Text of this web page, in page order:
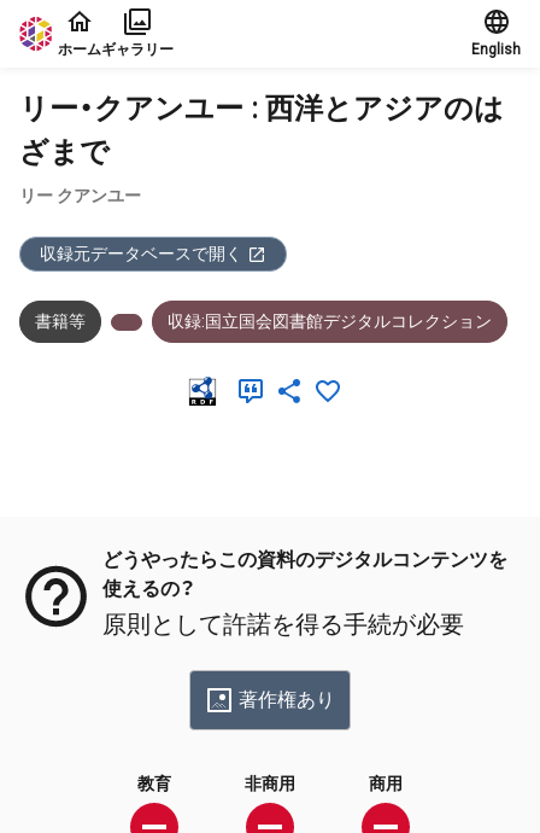
本文に飛ぶ
ホームギャラリー English
リー・クアンユー : 西洋とアジアのは
ざまで
リー クアンユー
収録元データベースで開く
書籍等 収録:国立国会図書館デジタルコレクション
どうやったらこの資料のデジタルコンテンツを
使えるの？
原則として許諾を得る手続が必要
著作権あり
教育 非商用 商用